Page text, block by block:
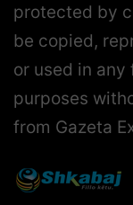
protected by
be copied,
or used in
purposes
from Gazeta